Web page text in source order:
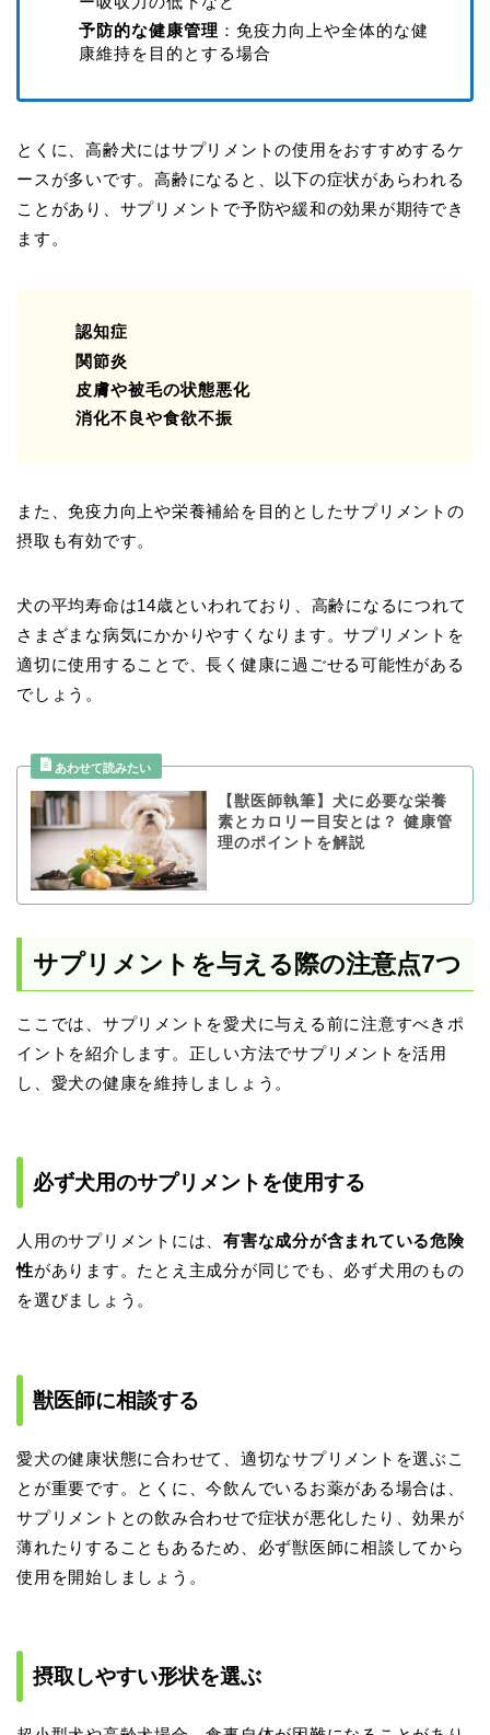
予防的な健康管理 ：免疫力向上や全体的な健
康維持を目的とする場合
とくに、高齢犬にはサプリメントの使用をおすすめするケ
ースが多いです。高齢になると、以下の症状があらわれる
ことがあり、サプリメントで予防や緩和の効果が期待でき
ます。
認知症
関節炎
皮膚や被毛の状態悪化
消化不良や食欲不振
また、免疫力向上や栄養補給を目的としたサプリメントの
摂取も有効です。
犬の平均寿命は14歳といわれており、高齢になるにつれて
さまざまな病気にかかりやすくなります。サプリメントを
適切に使用することで、長く健康に過ごせる可能性がある
でしょう。
【獣医師執筆】犬に必要な栄養
素とカロリー目安とは？ 健康管
理のポイントを解説
サプリメントを与える際の注意点7つ
ここでは、サプリメントを愛犬に与える前に注意すべきポ
イントを紹介します。正しい方法でサプリメントを活用
し、愛犬の健康を維持しましょう。
必ず犬用のサプリメントを使用する
人用のサプリメントには、有害な成分が含まれている危険
性があります。たとえ主成分が同じでも、必ず犬用のもの
を選びましょう。
獣医師に相談する
愛犬の健康状態に合わせて、適切なサプリメントを選ぶこ
とが重要です。とくに、今飲んでいるお薬がある場合は、
サプリメントとの飲み合わせで症状が悪化したり、効果が
薄れたりすることもあるため、必ず獣医師に相談してから
使用を開始しましょう。
摂取しやすい形状を選ぶ